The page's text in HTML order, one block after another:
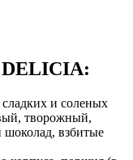
DELICIA:
и соленых
творожный,
взбитые